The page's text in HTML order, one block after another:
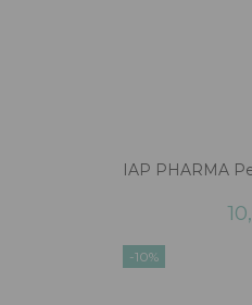
IAP PHARMA
-10%